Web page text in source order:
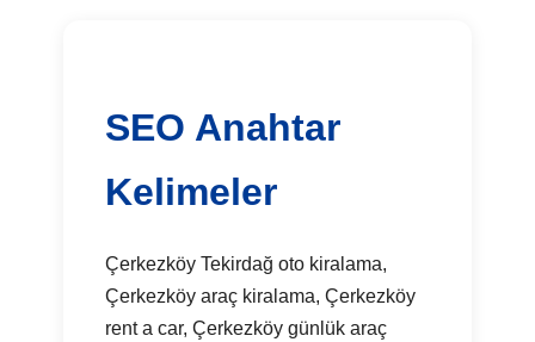
SEO Anahtar
Kelimeler
Çerkezköy Tekirdağ oto kiralama,
Çerkezköy araç kiralama, Çerkezköy
rent a car, Çerkezköy günlük araç